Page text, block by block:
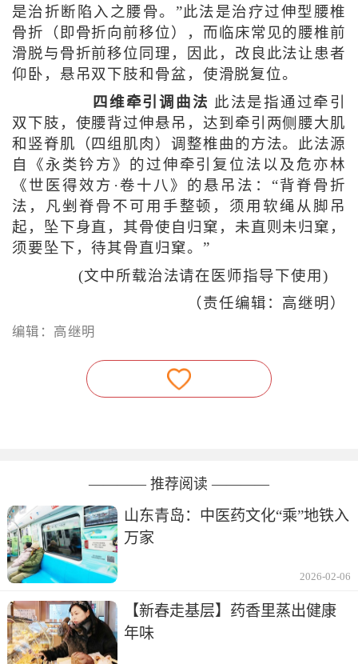
是治折断陷入之腰骨。”此法是治疗过伸型腰椎
骨折（即骨折向前移位），而临床常见的腰椎前
滑脱与骨折前移位同理，因此，改良此法让患者
仰卧，悬吊双下肢和骨盆，使滑脱复位。
四维牵引调曲法 此法是指通过牵引
双下肢，使腰背过伸悬吊，达到牵引两侧腰大肌
和竖脊肌（四组肌肉）调整椎曲的方法。此法源
自《永类钤方》的过伸牵引复位法以及危亦林
《世医得效方·卷十八》的悬吊法：“背脊骨折
法，凡剉脊骨不可用手整顿，须用软绳从脚吊
起，坠下身直，其骨使自归窠，未直则未归窠，
须要坠下，待其骨直归窠。”
(文中所载治法请在医师指导下使用)
（责任编辑：高继明）
编辑：高继明
———— 推荐阅读 ————
山东青岛：中医药文化“乘”地铁入
万家
2026-02-06
【新春走基层】药香里蒸出健康
年味